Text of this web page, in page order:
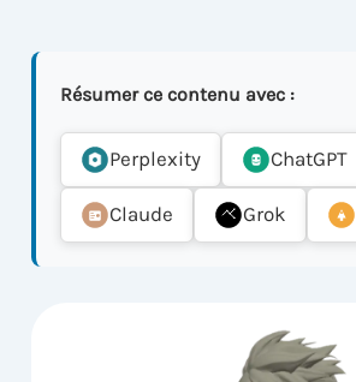
Résumer ce contenu avec :
Perplexity ChatGPT
Claude Grok